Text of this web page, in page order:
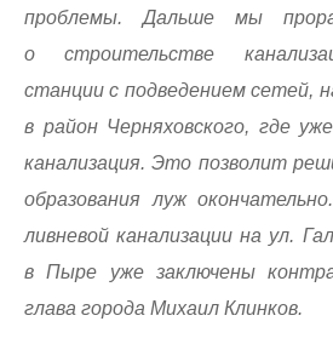
проблемы. Дальше мы
о строительстве
станции с подведением сетей,
в район Черняховского, где
канализация. Это позволит
образования луж
ливневой канализации на ул.
в Пыре уже заключены
глава города Михаил Клинков.